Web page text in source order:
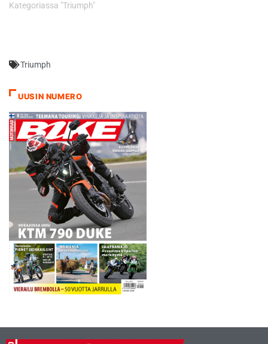
Kategoriassa "Triumph"
Triumph
UUSIN NUMERO